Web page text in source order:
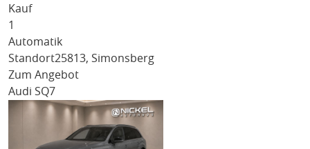
Kauf
1
Automatik
Standort25813, Simonsberg
Zum Angebot
Audi SQ7